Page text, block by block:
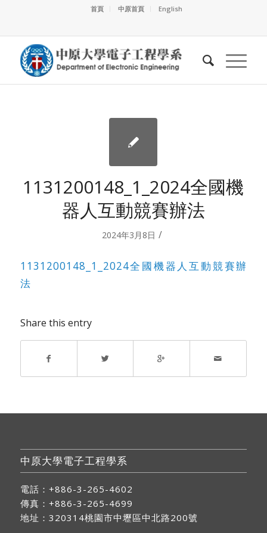
首頁 中原首頁 English
1131200148_1_2024全國機
器人互動競賽辦法
2024年3月8日 /
1131200148_1_2024全國機器人互動競賽辦
法
Share this entry
中原大學電子工程學系
電話：+886-3-265-4602
傳真：+886-3-265-4699
地址： 320314桃園市中壢區中北路200號